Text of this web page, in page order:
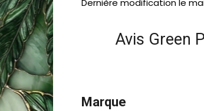
Dernière modification le
Avis Green
Marque